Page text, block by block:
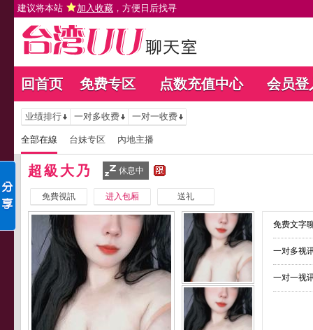
建议将本站 加入收藏 ，方便日后找寻
回首页 免费专区 点数充值中心 会员登
业绩排行 一对多收费 一对一收费
全部在線 台妹专区 內地主播
超級大乃 休息中
免費視訊 进入包厢 送礼
免费文字
一对多视
一对一视